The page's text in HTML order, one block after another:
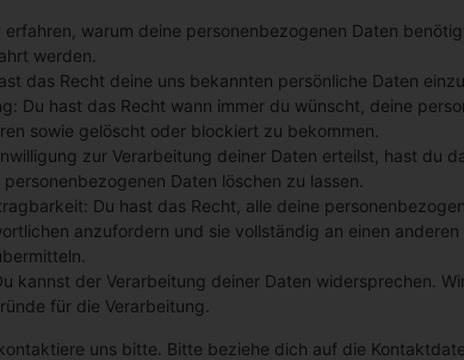
erfahren, warum deine personenbezogenen Daten
werden.
das Recht deine uns bekannten persönliche Daten
Du hast das Recht wann immer du wünscht, deine
sowie gelöscht oder blockiert zu bekommen.
zur Verarbeitung deiner Daten erteilst, hast du
Daten löschen zu lassen.
Du hast das Recht, alle deine
anzufordern und sie vollständig an einen
kannst der Verarbeitung deiner Daten widersprechen.
für die Verarbeitung.
uns bitte. Bitte beziehe dich auf die